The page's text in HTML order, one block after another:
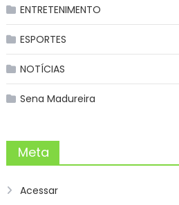
ENTRETENIMENTO
ESPORTES
NOTÍCIAS
Sena Madureira
Meta
Acessar